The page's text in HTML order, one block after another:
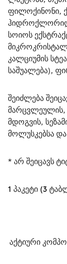
ფილოქინონი,
სოიოს
კალციუმის
საშუალება),
შეიძლება
მარცვლეულის,
მდოგვის,
მოლუსკებსა
* არ შეიცავს
1 პაკეტი (3
აქტიური